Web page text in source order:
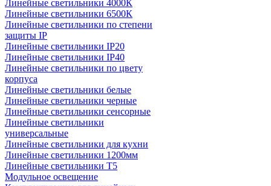
Линейные светильники 4000К
Линейные светильники 6500К
Линейные светильники по степени
защиты IP
Линейные светильники IP20
Линейные светильники IP40
Линейные светильники по цвету
корпуса
Линейные светильники белые
Линейные светильники черные
Линейные светильники сенсорные
Линейные светильники
универсальные
Линейные светильники для кухни
Линейные светильники 1200мм
Линейные светильники Т5
Модульное освещение